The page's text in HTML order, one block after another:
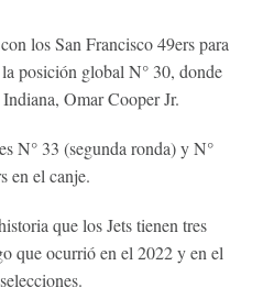
los San Francisco 49ers para
posición global N° 30, donde
Omar Cooper Jr.
N° 33 (segunda ronda) y N°
en el canje.
que los Jets tienen tres
que ocurrió en el 2022 y en el